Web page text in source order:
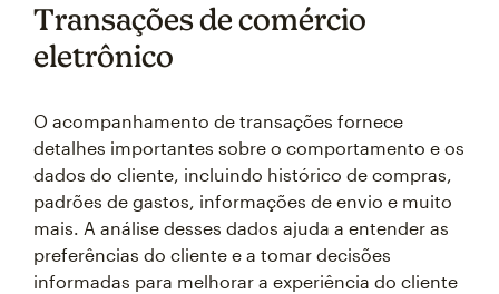
Transações de comércio
eletrônico
O acompanhamento de transações fornece
detalhes importantes sobre o comportamento e os
dados do cliente, incluindo histórico de compras,
padrões de gastos, informações de envio e muito
mais. A análise desses dados ajuda a entender as
preferências do cliente e a tomar decisões
informadas para melhorar a experiência do cliente